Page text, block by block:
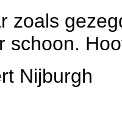
zoals
schoon.
Nijburgh